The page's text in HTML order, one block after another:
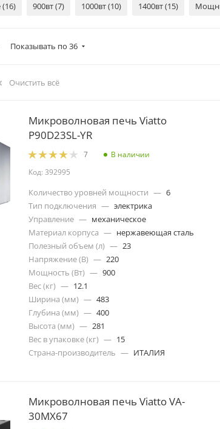
900вт (7) 1000вт (10) 1400вт (15)
Показывать по 36
Очистить всё
Микроволновая печь Viatto
P90D23SL-YR
7
В наличии
Код: 392995
Количество уровней мощности — 6
Тип подключения — электрика
Управление — механическое
Материал корпуса — нержавеющая сталь
Полезный объем (л) — 23
Напряжение (В) — 220
Мощность (Вт) — 900
Вес (кг) — 12.1
Ширина (мм) — 483
Глубина (мм) — 400
Высота (мм) — 281
Вес в упаковке (кг) — 15
Страна-производитель — ИТАЛИЯ
Микроволновая печь Viatto VA-
30MX67